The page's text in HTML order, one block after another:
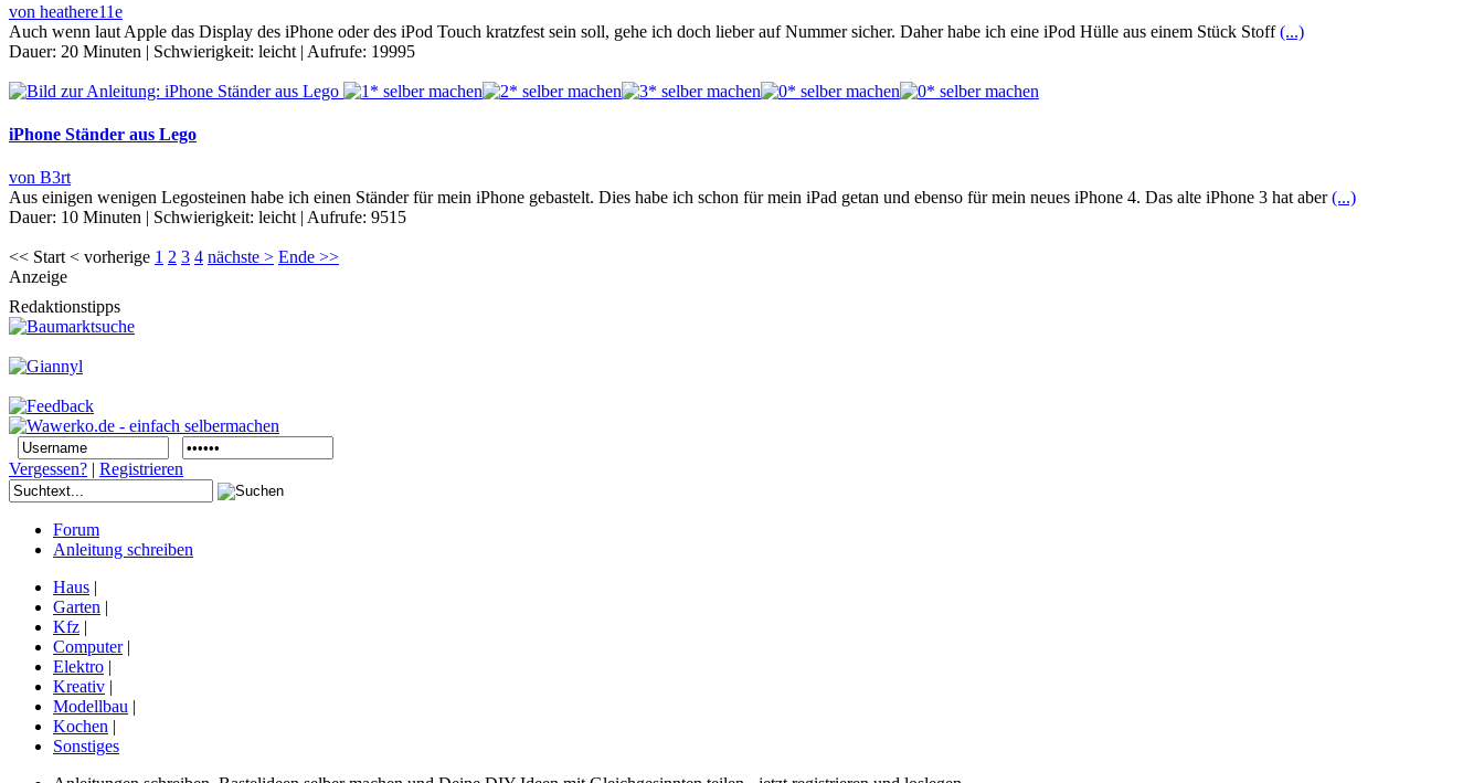
von heathere11e
Auch wenn laut Apple das Display des iPhone oder des iPod Touch kratzfest sein soll, gehe ich doch lieber auf Nummer sicher. Daher habe ich eine iPod Hülle aus einem Stück Stoff(...)
Dauer: 20 Minuten | Schwierigkeit: leicht | Aufrufe: 19995
iPhone Ständer aus Lego
von B3rt
Aus einigen wenigen Legosteinen habe ich einen Ständer für mein iPhone gebastelt. Dies habe ich schon für mein iPad getan und ebenso für mein neues iPhone 4. Das alte iPhone 3 hat aber(...)
Dauer: 10 Minuten | Schwierigkeit: leicht | Aufrufe: 9515
<< Start < vorherige 1 2 3 4 nächste > Ende >>
Anzeige
Redaktionstipps
Vergessen? | Registrieren
Forum
Anleitung schreiben
Haus |
Garten |
Kfz |
Computer|
Elektro |
Kreativ |
Modellbau |
Kochen |
Sonstiges